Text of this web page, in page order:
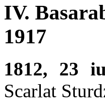
IV.
1917
1812, 23
Scarlat